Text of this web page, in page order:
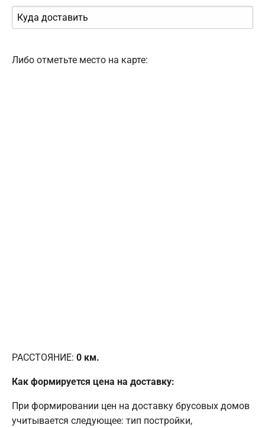
Либо отметьте место на карте:
РАССТОЯНИЕ: 0 км.
Как формируется цена на доставку:
При формировании цен на доставку брусовых домов
учитывается следующее: тип постройки,